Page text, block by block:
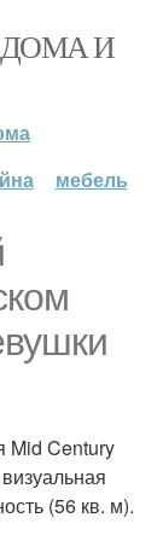
ДОМА И
мебель
Mid Century
(56 кв. м).